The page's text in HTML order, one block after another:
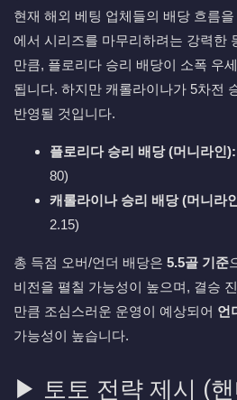
현재 해외 베팅 업체들의 배당 흐름
에서 시리즈를 마무리하려는 강력한
만큼, 플로리다 승리 배당이 소폭 우
됩니다. 하지만 캐롤라이나가 5차전
반영될 것입니다.
플로리다 승리 배당 (머니라인):
80)
캐롤라이나 승리 배당 (머니라
2.15)
총 득점 오버/언더 배당은 5.5골 기준
비전을 펼칠 가능성이 높으며, 결승
만큼 조심스러운 운영이 예상되어 언
가능성이 높습니다.
▶ 토토 전략 제시 (